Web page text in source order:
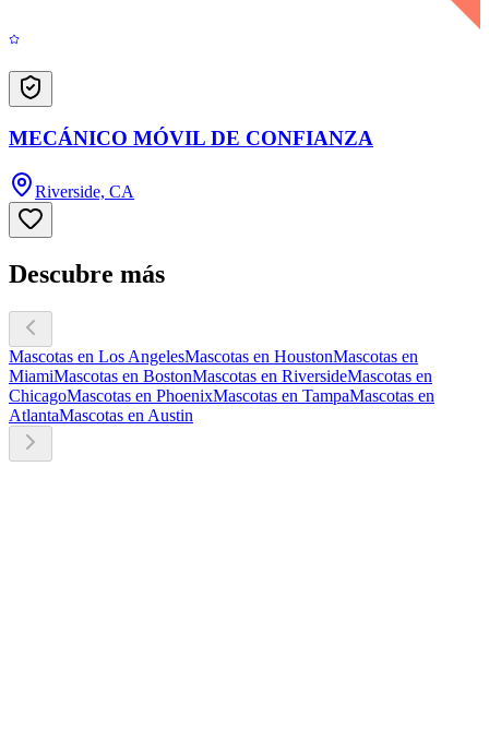
MECÁNICO MÓVIL DE CONFIANZA
Riverside, CA
Descubre más
Mascotas en Los AngelesMascotas en HoustonMascotas en
MiamiMascotas en BostonMascotas en RiversideMascotas en
ChicagoMascotas en PhoenixMascotas en TampaMascotas en
AtlantaMascotas en Austin